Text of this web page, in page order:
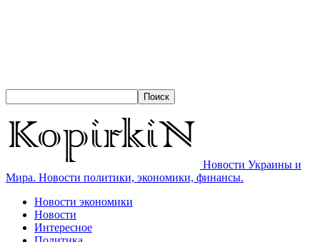
Новости Украины и
Мира. Новости политики, экономики, финансы.
Новости экономики
Новости
Интересное